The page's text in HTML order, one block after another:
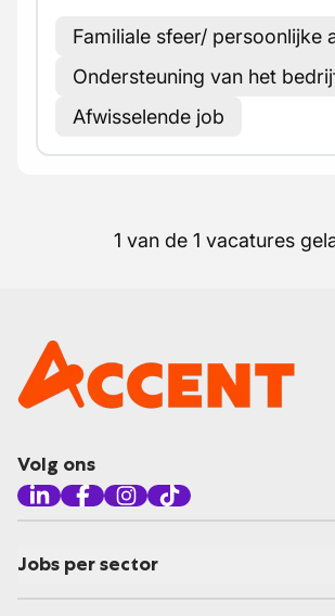
Familiale sfeer/ persoonlijke
Ondersteuning van het
Afwisselende job
1 van de 1 vacatures
Volg ons
Jobs per sector